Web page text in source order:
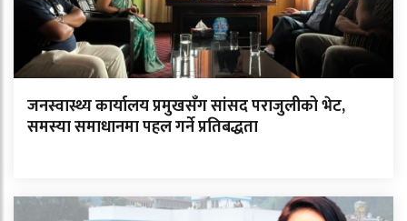
जनस्वास्थ्य कार्यालय प्रमुखसँग सांसद पराजुलीको भेट,
समस्या समाधानमा पहल गर्ने प्रतिबद्धता